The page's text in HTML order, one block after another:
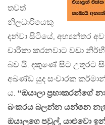
තවත්
නිලධාරියෙකු
දන්වා සිටියේ, අභ්‍යන්තර
චාරිකා කරනවාට වඩා
බව යි. දකුණේ සිට උතුරට
අඛණ්ඩ යුද සංචාරක
ය. ‘‘ඔයාලා ප‍්‍රභාකරන්ගේ
බංකරය බලන්න යන්නෙ
ඔයාලගෙ පවුල්, යාළුවො